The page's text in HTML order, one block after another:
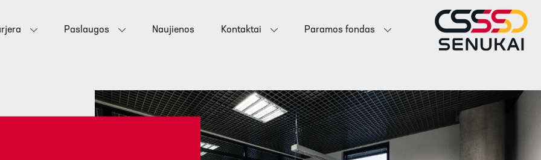
Paslaugos Naujienos Kontaktai Paramos fondas